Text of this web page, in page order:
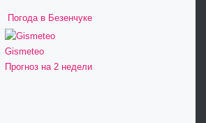
Погода в Безенчуке
Gismeteo
Прогноз на 2 недели